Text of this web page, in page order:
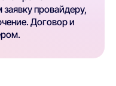
провайдеру,
Договор и